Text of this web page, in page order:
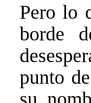
Pero lo
borde
punto